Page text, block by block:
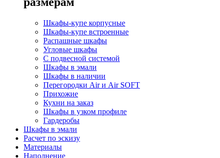
Шкафы-купе корпусные
Шкафы-купе встроенные
Распашные шкафы
Угловые шкафы
C подвесной системой
Шкафы в эмали
Шкафы в наличии
Перегородки Air и Air SOFT
Прихожие
Кухни на заказ
Шкафы в узком профиле
Гардеробы
Шкафы в эмали
Расчет по эскизу
Материалы
Наполнение